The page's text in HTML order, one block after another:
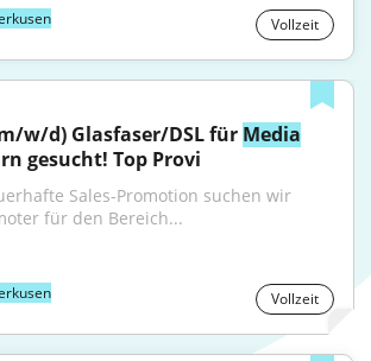
Vollzeit
w/d) Glasfaser/DSL für Media
gesucht! Top Provi
Sales-Promotion suchen wir
für den Bereich...
Vollzeit